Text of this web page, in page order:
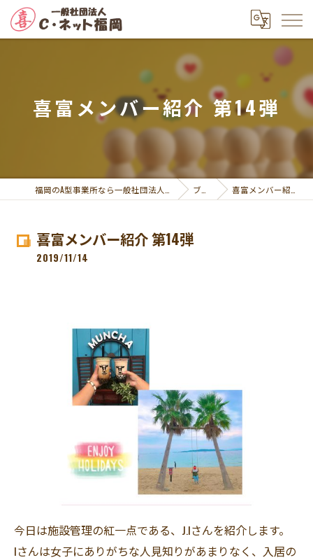
喜富メンバー紹介 第14弾
ブログ 喜富メンバー紹介 第14弾
喜富メンバー紹介 第14弾
2019/11/14
今日は施設管理の紅一点である、J.Iさんを紹介します。
Iさんは女子にありがちな人見知りがあまりなく、入居の